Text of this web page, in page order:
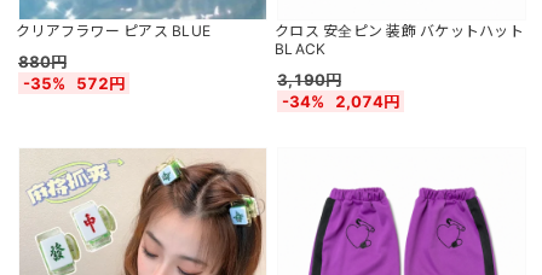
クリアフラワー ピアス BLUE
880円
-35%
572円
クロス 安全ピン 装飾 バケットハット
BLACK
3,190円
-34%
2,074円